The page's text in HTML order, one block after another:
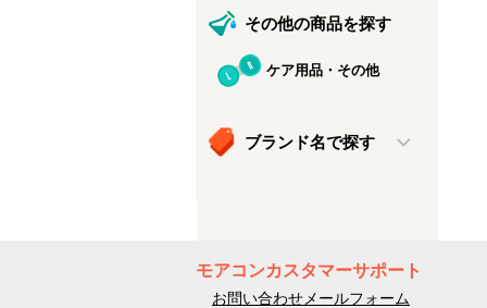
その他の商品を探す
ケア用品・その他
ブランド名で探す
モアコンカスタマーサポート
お問い合わせメールフォーム